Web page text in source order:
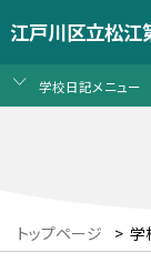
江戸川区立松江
学校日記メニュー
トップページ > 学